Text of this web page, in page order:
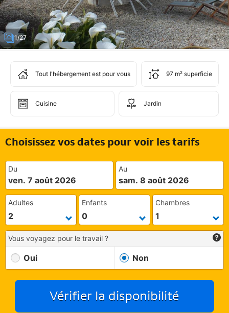
1/27
Tout l'hébergement est pour vous 97 m² superficie
Cuisine Jardin
Choisissez vos dates pour voir les tarifs
Du
ven. 7 août 2026
Au
sam. 8 août 2026
Adultes Enfants Chambres
Vous voyagez pour le travail ?
Oui Non
Vérifier la disponibilité